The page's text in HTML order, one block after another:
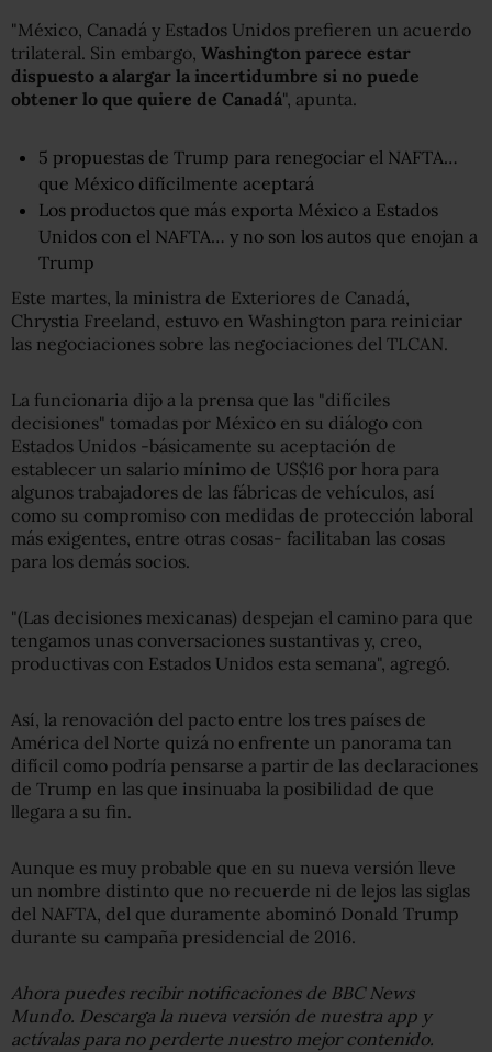
"México, Canadá y Estados Unidos prefieren un acuerdo
trilateral. Sin embargo, Washington parece estar
dispuesto a alargar la incertidumbre si no puede
obtener lo que quiere de Canadá", apunta.
5 propuestas de Trump para renegociar el NAFTA…
que México difícilmente aceptará
Los productos que más exporta México a Estados
Unidos con el NAFTA… y no son los autos que enojan a
Trump
Este martes, la ministra de Exteriores de Canadá,
Chrystia Freeland, estuvo en Washington para reiniciar
las negociaciones sobre las negociaciones del TLCAN.
La funcionaria dijo a la prensa que las "difíciles
decisiones" tomadas por México en su diálogo con
Estados Unidos -básicamente su aceptación de
establecer un salario mínimo de US$16 por hora para
algunos trabajadores de las fábricas de vehículos, así
como su compromiso con medidas de protección laboral
más exigentes, entre otras cosas- facilitaban las cosas
para los demás socios.
"(Las decisiones mexicanas) despejan el camino para que
tengamos unas conversaciones sustantivas y, creo,
productivas con Estados Unidos esta semana", agregó.
Así, la renovación del pacto entre los tres países de
América del Norte quizá no enfrente un panorama tan
difícil como podría pensarse a partir de las declaraciones
de Trump en las que insinuaba la posibilidad de que
llegara a su fin.
Aunque es muy probable que en su nueva versión lleve
un nombre distinto que no recuerde ni de lejos las siglas
del NAFTA, del que duramente abominó Donald Trump
durante su campaña presidencial de 2016.
Ahora puedes recibir notificaciones de BBC News
Mundo. Descarga la nueva versión de nuestra app y
actívalas para no perderte nuestro mejor contenido.